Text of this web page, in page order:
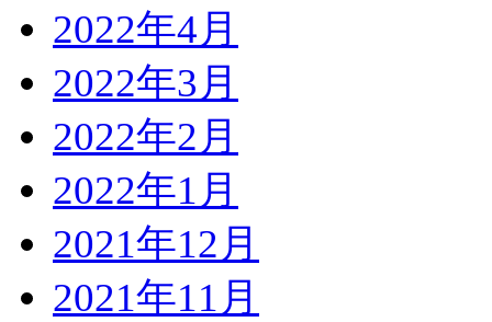
2022年4月
2022年3月
2022年2月
2022年1月
2021年12月
2021年11月